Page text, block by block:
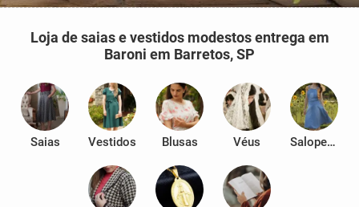
Loja de saias e vestidos modestos entrega em
Baroni em Barretos, SP
Saias Vestidos Blusas Véus Salopetes